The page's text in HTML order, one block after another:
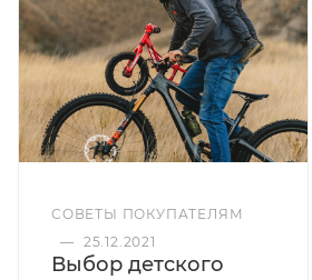
СОВЕТЫ ПОКУПАТЕЛЯМ
— 25.12.2021
Выбор детского